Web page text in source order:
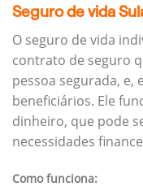
Seguro de vida
O seguro de vida
contrato de seguro
pessoa segurada, e,
beneficiários. Ele
dinheiro, que pode
necessidades
Como funciona: